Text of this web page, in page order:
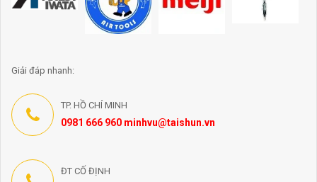
Giải đáp nhanh:
TP. HỒ CHÍ MINH
0981 666 960 minhvu@taishun.vn
ĐT CỐ ĐỊNH